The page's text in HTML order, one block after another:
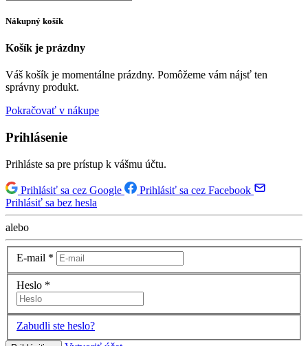
Nákupný košík
Košík je prázdny
Váš košík je momentálne prázdny. Pomôžeme vám nájsť ten
správny produkt.
Pokračovať v nákupe
Prihlásenie
Prihláste sa pre prístup k vášmu účtu.
Prihlásiť sa cez Google
Prihlásiť sa cez Facebook
Prihlásiť sa bez hesla
alebo
E-mail *
Heslo *
Zabudli ste heslo?